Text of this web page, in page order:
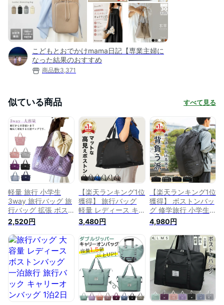
こどもとおでかけmama日記【専業主婦に
なった結果のおすすめ
商品数3,371
似ている商品 すべて見る
軽量 旅行 小学生
3way 旅行バッグ 旅
行バッグ 拡張 ボス
トンバッグ 大きめ
おしゃれ 大容量 メ
ンズ 旅行用 2泊 修学
旅行 キャリーオンバ
ッグ 1泊 高校生 一泊
一泊旅行 1泊2日旅行
機内持ち込み 旅行か
ばん トラベルバッグ
ボストンバック
2,520円
【楽天ランキング1位
獲得】 旅行バッグ
軽量 レディース キ
ャリーオンバッグ 旅
行バック トラベルバ
ッグ 入院バッグ 一
泊旅行 バッグ 大容
量 2泊 1泊2日旅行 3
泊 軽い 入院 撥水 1
泊 修学旅行 機内持
ち込み サブバッグ
旅行 ボストンバッグ
メンズ 3way
3,480円
【楽天ランキング1位
獲得】 ボストンバッ
グ 修学旅行 小学生
リュック ボストンバ
ック 高校生 大容量
40l 50l 軽量 キャリ
ーオンバッグ 一泊旅
行 メンズ レディー
ス バッグ スポーツ
バッグ 4way 2泊 旅
行 1泊2日旅行 旅行
バッグ 修学旅行バッ
グ
4,980円